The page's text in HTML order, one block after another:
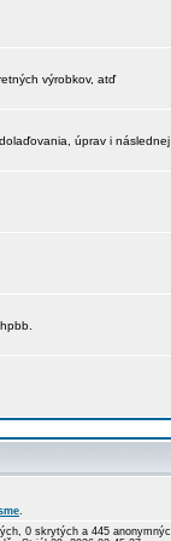
výrobkov, atď
úprav i následnej
.
0 skrytých a 445